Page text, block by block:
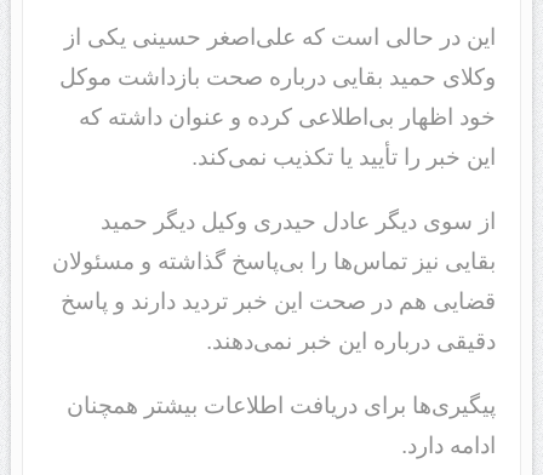
این در حالی است که علی‌اصغر حسینی یکی از
وکلای حمید بقایی درباره صحت بازداشت موکل
خود اظهار بی‌اطلاعی کرده و عنوان داشته که
این خبر را تأیید یا تکذیب نمی‌کند.
از سوی دیگر عادل حیدری وکیل دیگر حمید
بقایی نیز تماس‌ها را بی‌پاسخ گذاشته و مسئولان
قضایی هم در صحت این خبر تردید دارند و پاسخ
دقیقی درباره این خبر نمی‌دهند.
پیگیری‌ها برای دریافت اطلاعات بیشتر همچنان
ادامه دارد.